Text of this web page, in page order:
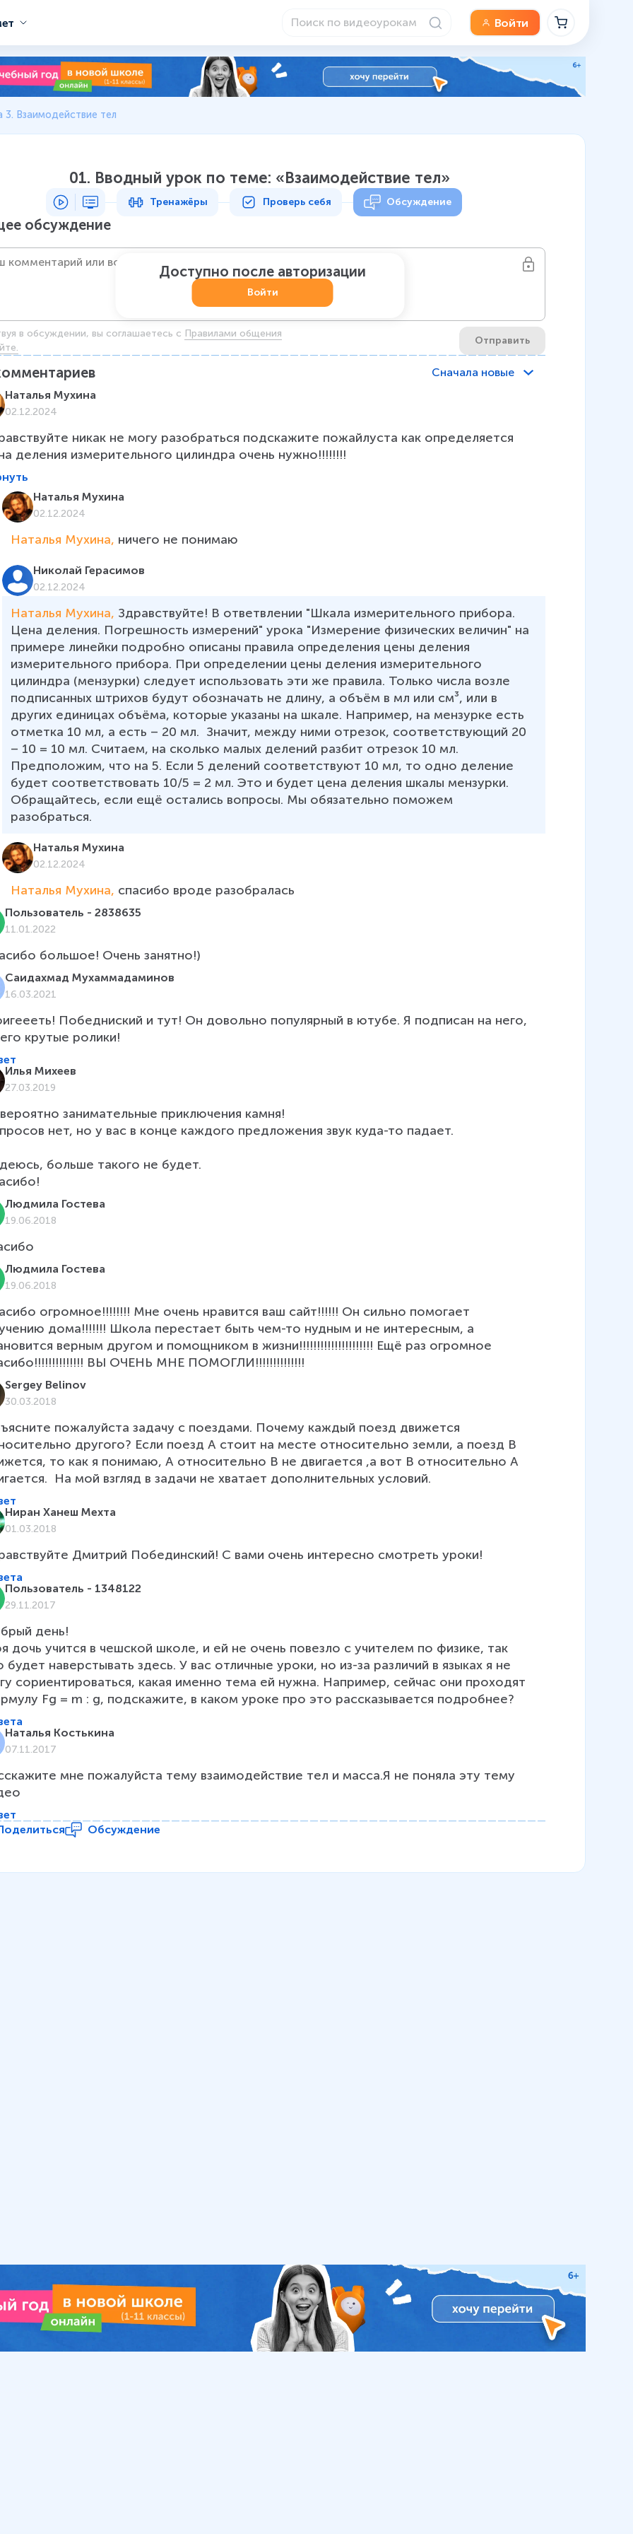
Войти
3. Взаимодействие тел
01. Вводный урок по теме: «Взаимодействие тел»
Тренажёры Проверь себя Обсуждение
обсуждение
в обсуждении, вы соглашаетесь c Правилами общения
Отправить
Доступно после авторизации
Войти
Сначала новые
Наталья Мухина
02.12.2024
никак не могу разобраться подскажите пожайлуста как определяется
деления измерительного цилиндра очень нужно!!!!!!!!
Наталья Мухина
02.12.2024
Наталья Мухина, ничего не понимаю
Николай Герасимов
02.12.2024
Наталья Мухина, Здравствуйте! В ответвлении "Шкала измерительного прибора.
Цена деления. Погрешность измерений" урока "Измерение физических величин" на
примере линейки подробно описаны правила определения цены деления
измерительного прибора. При определении цены деления измерительного
цилиндра (мензурки) следует использовать эти же правила. Только числа возле
подписанных штрихов будут обозначать не длину, а объём в мл или см³, или в
других единицах объёма, которые указаны на шкале. Например, на мензурке есть
отметка 10 мл, а есть – 20 мл.  Значит, между ними отрезок, соответствующий 20
– 10 = 10 мл. Считаем, на сколько малых делений разбит отрезок 10 мл.
Предположим, что на 5. Если 5 делений соответствуют 10 мл, то одно деление
будет соответствовать 10/5 = 2 мл. Это и будет цена деления шкалы мензурки.
Обращайтесь, если ещё остались вопросы. Мы обязательно поможем
разобраться.
Наталья Мухина
02.12.2024
Наталья Мухина, спасибо вроде разобралась
Пользователь - 2838635
11.01.2022
большое! Очень занятно!)
Саидахмад Мухаммадаминов
16.03.2021
Победниский и тут! Он довольно популярный в ютубе. Я подписан на него,
крутые ролики!
Илья Михеев
27.03.2019
занимательные приключения камня!
нет, но у вас в конце каждого предложения звук куда-то падает.
больше такого не будет.
Людмила Гостева
19.06.2018
Людмила Гостева
19.06.2018
огромное!!!!!!!! Мне очень нравится ваш сайт!!!!!! Он сильно помогает
дома!!!!!!! Школа перестает быть чем-то нудным и не интересным, а
верным другом и помощником в жизни!!!!!!!!!!!!!!!!!!!!! Ещё раз огромное
ВЫ ОЧЕНЬ МНЕ ПОМОГЛИ!!!!!!!!!!!!!!
Sergey Belinov
30.03.2018
пожалуйста задачу с поездами. Почему каждый поезд движется
другого? Если поезд А стоит на месте относительно земли, а поезд В
то как я понимаю, А относительно В не двигается ,а вот В относительно А
На мой взгляд в задачи не хватает дополнительных условий.
Ниран Ханеш Мехта
01.03.2018
Дмитрий Побединский! С вами очень интересно смотреть уроки!
Пользователь - 1348122
29.11.2017
день!
дочь учится в чешской школе, и ей не очень повезло с учителем по физике, так
будет наверстывать здесь. У вас отличные уроки, но из-за различий в языках я не
сориентироваться, какая именно тема ей нужна. Например, сейчас они проходят
Fg = m : g, подскажите, в каком уроке про это рассказывается подробнее?
Наталья Костькина
07.11.2017
мне пожалуйста тему взаимодействие тел и масса.Я не поняла эту тему
Обсуждение